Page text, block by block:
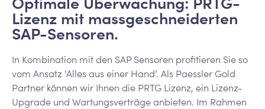
Lizenz mit massgeschneiderten
SAP-Sensoren.
In Kombination mit den SAP Sensoren profitieren Sie so
vom Ansatz ‘Alles aus einer Hand’. Als Paessler Gold
Partner können wir Ihnen die PRTG Lizenz, ein Lizenz-
Upgrade und Wartungsverträge anbieten. Im Rahmen